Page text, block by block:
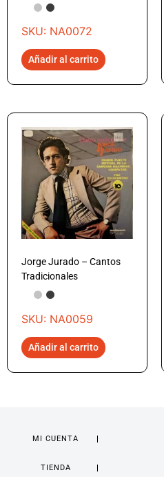
SKU: NA0072
Añadir al carrito
Jorge Jurado – Cantos
Tradicionales
SKU: NA0059
Añadir al carrito
MI CUENTA
TIENDA